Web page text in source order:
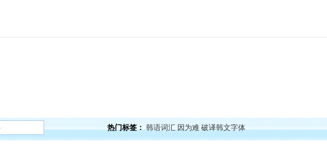
热门标签： 韩语词汇 因为难 破译韩文字体